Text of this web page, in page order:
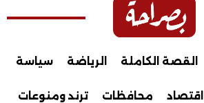
القصة الكاملة الرياضة سياسة
اقتصاد محافظات ترند ومنوعات